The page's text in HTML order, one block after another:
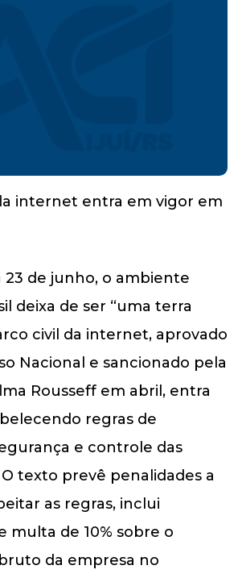
23 de junho, o ambiente
deixa de ser “uma terra
civil da internet, aprovado
Nacional e sancionado pela
Rousseff em abril, entra
regras de
e controle das
texto prevê penalidades a
as regras, inclui
multa de 10% sobre o
da empresa no